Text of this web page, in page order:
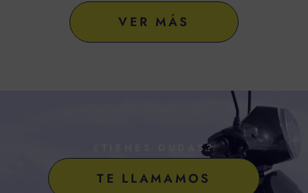
VER MÁS
¿TIENES DUDAS?
TE LLAMAMOS